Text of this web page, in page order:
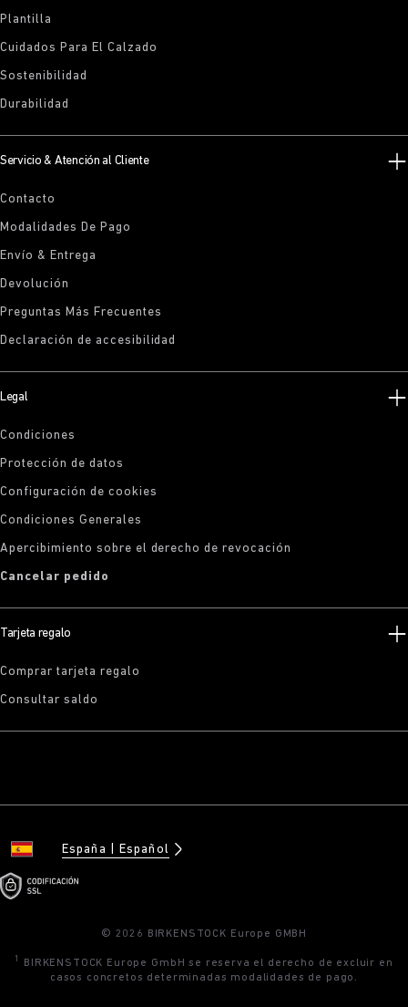
Plantilla
Cuidados Para El Calzado
Sostenibilidad
Durabilidad
Servicio & Atención al Cliente
Contacto
Modalidades De Pago
Envío & Entrega
Devolución
Preguntas Más Frecuentes
Declaración de accesibilidad
Legal
Condiciones
Protección de datos
Configuración de cookies
Condiciones Generales
Apercibimiento sobre el derecho de revocación
Cancelar pedido
Tarjeta regalo
Comprar tarjeta regalo
Consultar saldo
España Español
© 2026 BIRKENSTOCK Europe GMBH
1
BIRKENSTOCK Europe GmbH se reserva el derecho de excluir en
casos concretos determinadas modalidades de pago.